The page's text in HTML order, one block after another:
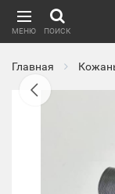
МЕНЮ ПОИСК
Главная